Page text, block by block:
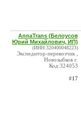
AnnaTrans (Белоусов
Юрий Михайлович, ИП)
(ИНН:320400048223)
Экспедитор-перевозчик ,
Новозыбков г.
Код:324053
#17